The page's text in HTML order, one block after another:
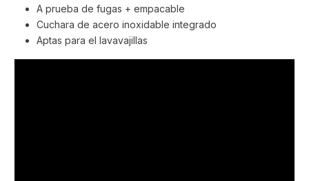
A prueba de fugas + empacable
Cuchara de acero inoxidable integrado
Aptas para el lavavajillas